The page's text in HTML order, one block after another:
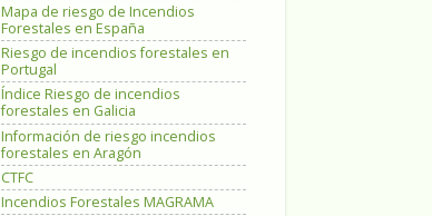
Mapa de riesgo de Incendios
Forestales en España
Riesgo de incendios forestales en
Portugal
Índice Riesgo de incendios
forestales en Galicia
Información de riesgo incendios
forestales en Aragón
CTFC
Incendios Forestales MAGRAMA